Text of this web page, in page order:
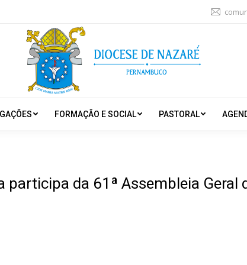
FORMAÇÃO E SOCIAL PASTORAL
participa da 61ª Assembleia Geral